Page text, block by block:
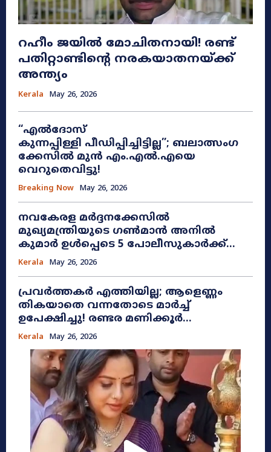
റഹീം ജയിൽ മോചിതനായി! രണ്ട്
പതിറ്റാണ്ടിന്റെ നരകയാതനയ്ക്ക്
അന്ത്യം
Kerala May 26, 2026
“എൽദോസ്
കുന്നപ്പിള്ളി പീഡിപ്പിച്ചിട്ടില്ല”; ബലാത്സംഗ
ക്കേസിൽ മുൻ എം.എൽ.എയെ
വെറുതെവിട്ടു!
Breaking Now May 26, 2026
നവകേരള മർദ്ദനക്കേസിൽ
മുഖ്യമന്ത്രിയുടെ ഗൺമാൻ അനിൽ
കുമാർ ഉൾപ്പെടെ 5 പോലീസുകാർക്ക്...
Kerala May 26, 2026
പ്രവർത്തകർ എത്തിയില്ല; ആളെണ്ണം
തികയാതെ വന്നതോടെ മാർച്ച്
ഉപേക്ഷിച്ചു! രണ്ടര മണിക്കൂർ...
Kerala May 26, 2026